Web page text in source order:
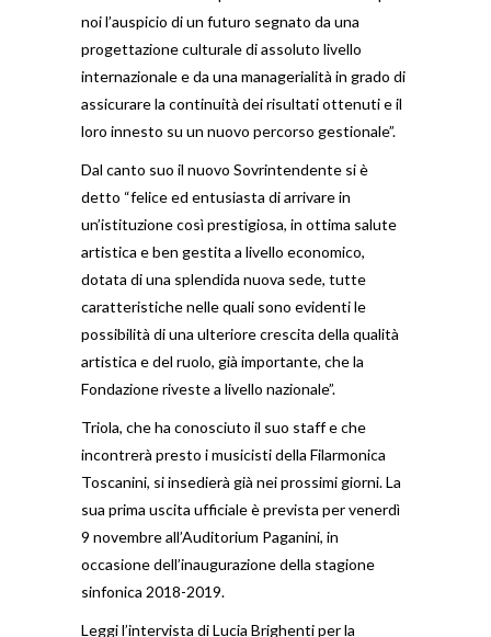
noi l’auspicio di un futuro segnato da una
progettazione culturale di assoluto livello
internazionale e da una managerialità in grado di
assicurare la continuità dei risultati ottenuti e il
loro innesto su un nuovo percorso gestionale”.
Dal canto suo il nuovo Sovrintendente si è
detto “felice ed entusiasta di arrivare in
un’istituzione così prestigiosa, in ottima salute
artistica e ben gestita a livello economico,
dotata di una splendida nuova sede, tutte
caratteristiche nelle quali sono evidenti le
possibilità di una ulteriore crescita della qualità
artistica e del ruolo, già importante, che la
Fondazione riveste a livello nazionale”.
Triola, che ha conosciuto il suo staff e che
incontrerà presto i musicisti della Filarmonica
Toscanini, si insedierà già nei prossimi giorni. La
sua prima uscita ufficiale è prevista per venerdì
9 novembre all’Auditorium Paganini, in
occasione dell’inaugurazione della stagione
sinfonica 2018-2019.
Leggi l’intervista di Lucia Brighenti per la